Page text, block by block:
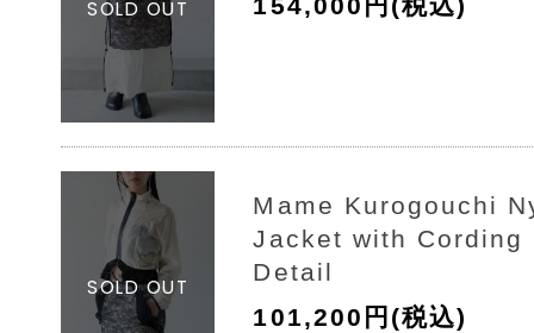
Mame Kurogouchi
Jacket with Cording
Detail
101,200円(税込)